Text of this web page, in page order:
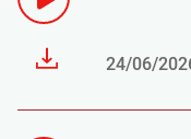
24/06/